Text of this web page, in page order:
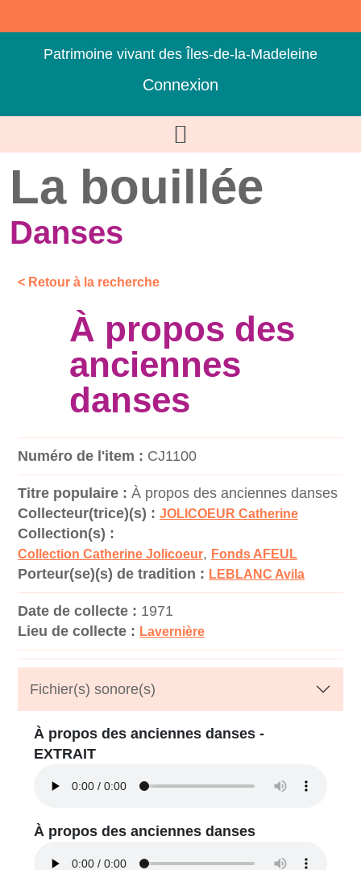
Patrimoine vivant des Îles-de-la-Madeleine
Connexion
La bouillée
Danses
< Retour à la recherche
À propos des
anciennes
danses
Numéro de l'item : CJ1100
Titre populaire : À propos des anciennes danses
Collecteur(trice)(s) : JOLICOEUR Catherine
Collection(s) :
Collection Catherine Jolicoeur, Fonds AFEUL
Porteur(se)(s) de tradition : LEBLANC Avila
Date de collecte : 1971
Lieu de collecte : Lavernière
Fichier(s) sonore(s)
À propos des anciennes danses -
EXTRAIT
À propos des anciennes danses